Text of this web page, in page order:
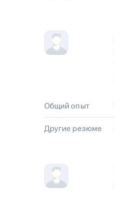
Общий опыт
Другие резюме